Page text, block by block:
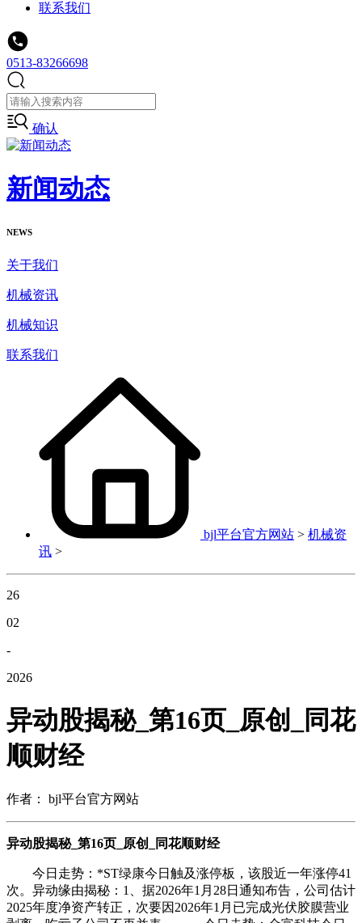
联系我们
0513-83266698
确认
新闻动态
NEWS
关于我们
机械资讯
机械知识
联系我们
bjl平台官方网站 > 机械资
讯 >
26
02
-
2026
异动股揭秘_第16页_原创_同花
顺财经
作者： bjl平台官方网站
异动股揭秘_第16页_原创_同花顺财经
今日走势：*ST绿康今日触及涨停板，该股近一年涨停41
次。异动缘由揭秘：1、据2026年1月28日通知布告，公司估计
2025年度净资产转正，次要因2026年1月已完成光伏胶膜营业